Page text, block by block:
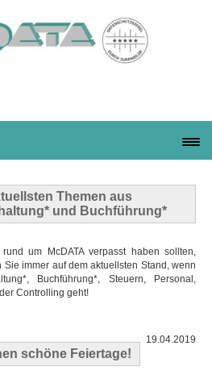
Themen aus
und Buchführung*
um McDATA verpasst haben sollten,
immer auf dem aktuellsten Stand, wenn
Buchführung*, Steuern, Personal,
Controlling geht!
schöne Feiertage!
19.04.2019